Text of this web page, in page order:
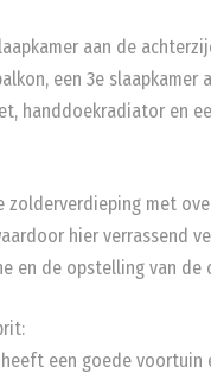
aan de
een 3e
handdoekradiator en
zolderverdieping met
hier verrassend
en de opstelling van de
een goede